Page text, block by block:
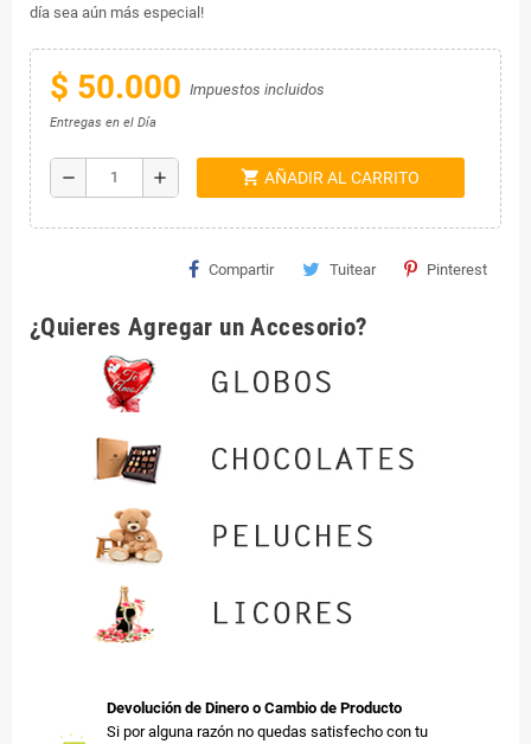
día sea aún más especial!
$ 50.000 Impuestos incluidos
Entregas en el Día
remove add shopping_cart AÑADIR AL CARRITO
Compartir Tuitear Pinterest
¿Quieres Agregar un Accesorio?
Devolución de Dinero o Cambio de Producto
Si por alguna razón no quedas satisfecho con tu